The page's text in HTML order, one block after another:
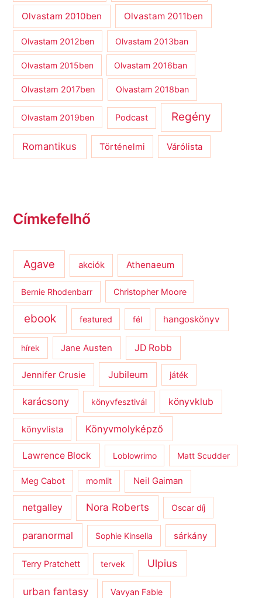
Olvastam 2010ben Olvastam 2011ben
Olvastam 2012ben Olvastam 2013ban
Olvastam 2015ben Olvastam 2016ban
Olvastam 2017ben Olvastam 2018ban
Olvastam 2019ben Podcast Regény
Romantikus Történelmi Várólista
Címkefelhő
Agave akciók Athenaeum
Bernie Rhodenbarr Christopher Moore
ebook featured fél hangoskönyv
hírek Jane Austen JD Robb
Jennifer Crusie Jubileum játék
karácsony könyvfesztivál könyvklub
könyvlista Könyvmolyképző
Lawrence Block Loblowrimo Matt Scudder
Meg Cabot momlit Neil Gaiman
netgalley Nora Roberts Oscar díj
paranormal Sophie Kinsella sárkány
Terry Pratchett tervek Ulpius
urban fantasy Vavyan Fable